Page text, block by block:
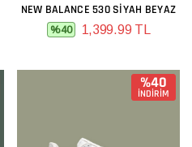
NEW BALANCE 530 SIYAH BEYAZ
%40 1,399.99 TL
%40
İNDİRİM